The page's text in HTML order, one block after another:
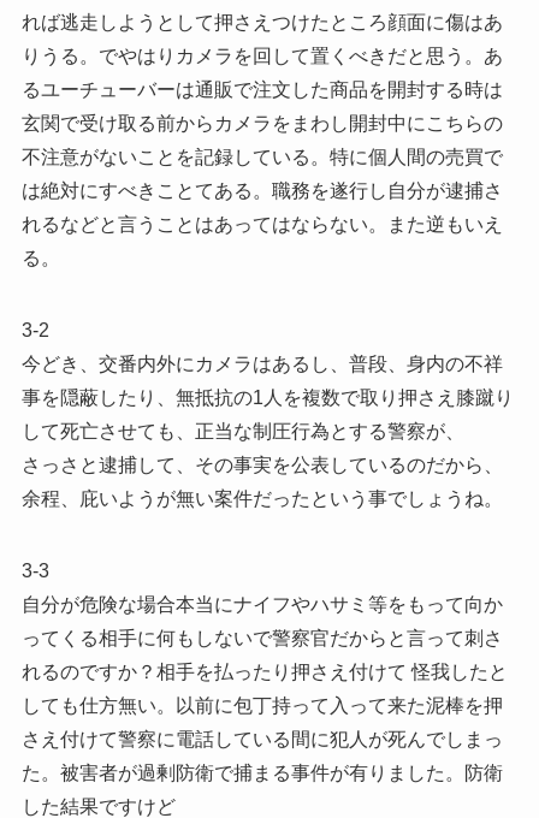
れば逃走しようとして押さえつけたところ顔面に傷はあ
りうる。でやはりカメラを回して置くべきだと思う。あ
るユーチューバーは通販で注文した商品を開封する時は
玄関で受け取る前からカメラをまわし開封中にこちらの
不注意がないことを記録している。特に個人間の売買で
は絶対にすべきことてある。職務を遂行し自分が逮捕さ
れるなどと言うことはあってはならない。また逆もいえ
る。
3-2
今どき、交番内外にカメラはあるし、普段、身内の不祥
事を隠蔽したり、無抵抗の1人を複数で取り押さえ膝蹴り
して死亡させても、正当な制圧行為とする警察が、
さっさと逮捕して、その事実を公表しているのだから、
余程、庇いようが無い案件だったという事でしょうね。
3-3
自分が危険な場合本当にナイフやハサミ等をもって向か
ってくる相手に何もしないで警察官だからと言って刺さ
れるのですか？相手を払ったり押さえ付けて 怪我したと
しても仕方無い。以前に包丁持って入って来た泥棒を押
さえ付けて警察に電話している間に犯人が死んでしまっ
た。被害者が過剰防衛で捕まる事件が有りました。防衛
した結果ですけど️